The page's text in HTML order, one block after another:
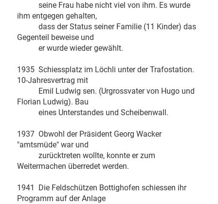
seine Frau habe nicht viel von ihm. Es wurde
ihm entgegen gehalten,
dass der Status seiner Familie (11 Kinder) das
Gegenteil beweise und
er wurde wieder gewählt.
1935 Schiessplatz im Löchli unter der Trafostation.
10-Jahresvertrag mit
Emil Ludwig sen. (Urgrossvater von Hugo und
Florian Ludwig). Bau
eines Unterstandes und Scheibenwall.
1937 Obwohl der Präsident Georg Wacker
"amtsmüde" war und
zurücktreten wollte, konnte er zum
Weitermachen überredet werden.
1941 Die Feldschützen Bottighofen schiessen ihr
Programm auf der Anlage